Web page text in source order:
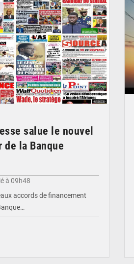
salue le nouvel
la Banque
à 09h48
accords de financement